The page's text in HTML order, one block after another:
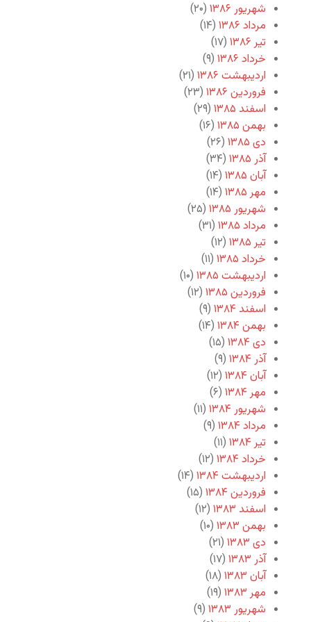
شهریور ۱۳۸۶
(۲۰)
مرداد ۱۳۸۶
(۱۴)
تیر ۱۳۸۶
(۱۷)
خرداد ۱۳۸۶
(۹)
اردیبهشت ۱۳۸۶
(۲۱)
فروردین ۱۳۸۶
(۲۳)
اسفند ۱۳۸۵
(۲۹)
بهمن ۱۳۸۵
(۱۶)
دی ۱۳۸۵
(۲۶)
آذر ۱۳۸۵
(۳۴)
آبان ۱۳۸۵
(۱۴)
مهر ۱۳۸۵
(۱۴)
شهریور ۱۳۸۵
(۲۵)
مرداد ۱۳۸۵
(۳۱)
تیر ۱۳۸۵
(۱۲)
خرداد ۱۳۸۵
(۱۱)
اردیبهشت ۱۳۸۵
(۱۰)
فروردین ۱۳۸۵
(۱۲)
اسفند ۱۳۸۴
(۹)
بهمن ۱۳۸۴
(۱۴)
دی ۱۳۸۴
(۱۵)
آذر ۱۳۸۴
(۹)
آبان ۱۳۸۴
(۱۲)
مهر ۱۳۸۴
(۶)
شهریور ۱۳۸۴
(۱۱)
مرداد ۱۳۸۴
(۹)
تیر ۱۳۸۴
(۱۱)
خرداد ۱۳۸۴
(۱۲)
اردیبهشت ۱۳۸۴
(۱۴)
فروردین ۱۳۸۴
(۱۵)
اسفند ۱۳۸۳
(۱۲)
بهمن ۱۳۸۳
(۱۰)
دی ۱۳۸۳
(۲۱)
آذر ۱۳۸۳
(۱۷)
آبان ۱۳۸۳
(۱۸)
مهر ۱۳۸۳
(۱۹)
شهریور ۱۳۸۳
(۹)